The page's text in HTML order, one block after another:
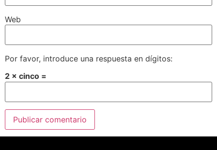
Web
Por favor, introduce una respuesta en dígitos:
2 × cinco =